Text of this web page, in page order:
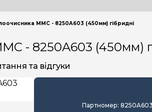
MMC - 8250A603 (450мм) гібридні
- 8250A603 (450мм)
та відгуки
Партномер: 8250A603